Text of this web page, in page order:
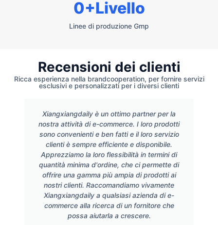
Linee di produzione Gmp
0+Livello
Recensioni dei clienti
Ricca esperienza nella brandcooperation, per fornire servizi
esclusivi e personalizzati per i diversi clienti
Xiangxiangdaily è un ottimo partner per la
nostra attività di e-commerce. I loro prodotti
sono convenienti e ben fatti e il loro servizio
clienti è sempre efficiente e disponibile.
Apprezziamo la loro flessibilità in termini di
quantità minima d'ordine, che ci permette di
offrire una gamma più ampia di prodotti ai
nostri clienti. Raccomandiamo vivamente
Xiangxiangdaily a qualsiasi azienda di e-
commerce alla ricerca di un fornitore che
possa aiutarla a crescere.